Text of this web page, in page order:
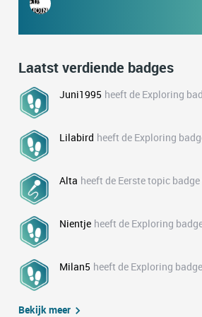
Laatst verdiende badges
Juni1995 heeft de Exploring
Lilabird heeft de Exploring
Alta heeft de Eerste topic
Nientje heeft de Exploring
Milan5 heeft de Exploring
Bekijk meer